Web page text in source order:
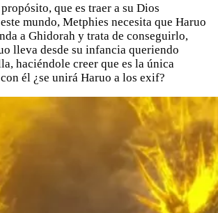
que es traer a su Dios
mundo, Metphies necesita que Haruo
a Ghidorah y trata de conseguirlo,
lleva desde su infancia queriendo
haciéndole creer que es la única
él ¿se unirá Haruo a los exif?